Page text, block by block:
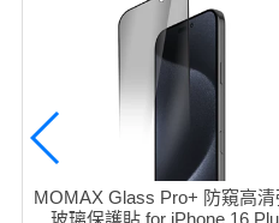
MOMAX Glass Pro+ 防窺高清
玻璃保護貼 for iPhone 16